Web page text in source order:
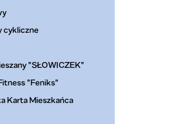
cykliczne
"SŁOWICZEK"
"Feniks"
Karta Mieszkańca